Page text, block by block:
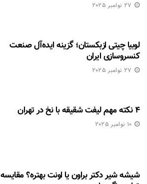
27 نوامبر 2025
لوبیا چیتی ازبکستان؛ گزینه ایده‌آل صنعت
کنسروسازی ایران
27 نوامبر 2025
۴ نکته مهم لیفت شقیقه با نخ در تهران
10 نوامبر 2025
شیشه شیر دکتر براون یا اونت بهتره؟ مقایسه